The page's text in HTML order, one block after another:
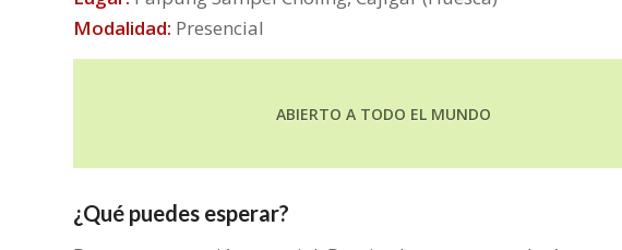
Modalidad: Presencial
ABIERTO A TODO EL MUNDO
¿Qué puedes esperar?